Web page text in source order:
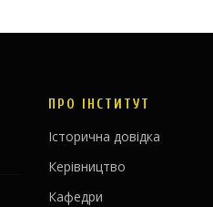
ПРО ІНСТИТУТ
Історична довідка
Керівництво
Кафедри